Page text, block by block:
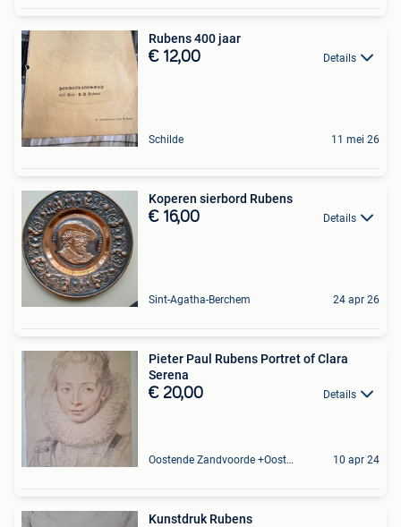
Rubens 400 jaar
€ 12,00 Details
Schilde 11 mei 26
Koperen sierbord Rubens
€ 16,00 Details
Sint-Agatha-Berchem 24 apr 26
Pieter Paul Rubens Portret of Clara
Serena
€ 20,00 Details
Oostende Zandvoorde +Oostende 10 apr 24
Kunstdruk Rubens